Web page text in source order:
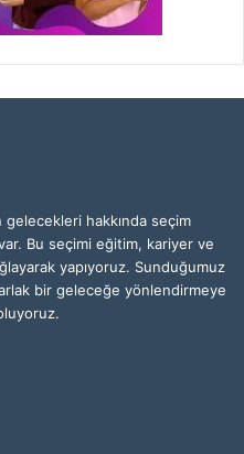
hakkında seçim
Bu seçimi eğitim, kariyer ve
yapıyoruz. Sunduğumuz
bir geleceğe yönlendirmeye